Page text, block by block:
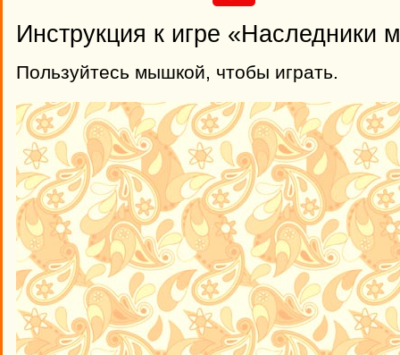
Инструкция к игре «Наследники
Пользуйтесь мышкой, чтобы играть.